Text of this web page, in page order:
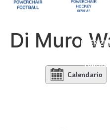
Di Muro
Calendario